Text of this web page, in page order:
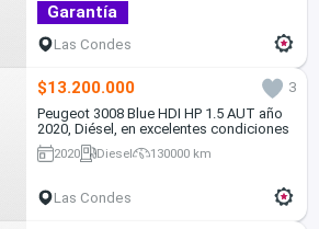
Garantía
Las Condes
$13.200.000
3
Peugeot 3008 Blue HDI HP 1.5 AUT año
2020, Diésel, en excelentes condiciones
2020 Diesel 130000 km
Las Condes